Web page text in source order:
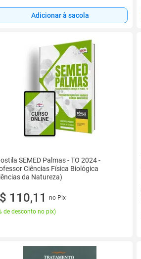
Adicionar à sacola
SEMED Palmas - TO 2024 -
Ciências Física Biológica
da Natureza)
110,11
no Pix
de desconto no pix)